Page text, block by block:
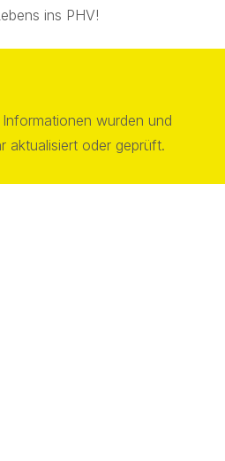
ins PHV!
wurden und
aktualisiert oder geprüft.